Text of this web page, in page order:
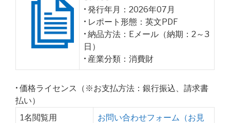
• 発行年月：2026年07月
• レポート形態：英文PDF
• 納品方法：Eメール（納期：2～3
日）
• 産業分類：消費財
• 価格ライセンス（※お支払方法：銀行振込、請求書
払い）
1名閲覧用
お問い合わせフォーム（お見